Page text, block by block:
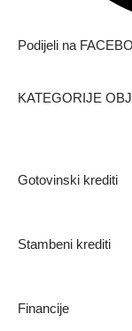
Podijeli na
KATEGORIJE
Gotovinski krediti
Stambeni krediti
Financije